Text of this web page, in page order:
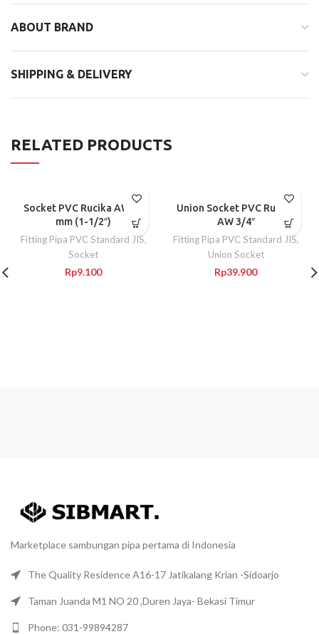
ABOUT BRAND
SHIPPING & DELIVERY
RELATED PRODUCTS
Socket PVC Rucika AW 40
mm (1-1/2″)
Fitting Pipa PVC Standard JIS,
Socket
Rp9.100
Union Socket PVC Rucika
AW 3/4″
Fitting Pipa PVC Standard JIS,
Union Socket
Rp39.900
Marketplace sambungan pipa pertama di Indonesia
The Quality Residence A16-17 Jatikalang Krian -Sidoarjo
Taman Juanda M1 NO 20 ,Duren Jaya- Bekasi Timur
Phone: 031-99894287